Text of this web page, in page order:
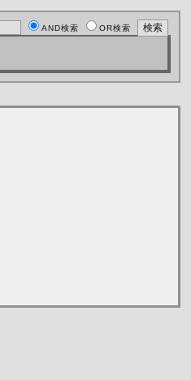
AND検索 OR検索